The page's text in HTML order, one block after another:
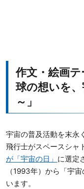
作文・絵画
球の想いを
～」
宇宙の普及活動を末永
飛行士がスペースシャ
が「宇宙の日」 に選定
（1993年）から「宇
います。